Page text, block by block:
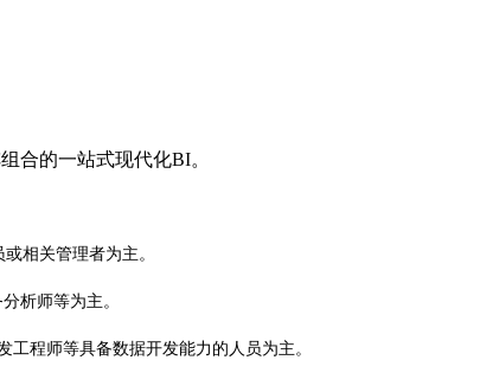
合的一站式现代化BI。
相关管理者为主。
析师等为主。
程师等具备数据开发能力的人员为主。